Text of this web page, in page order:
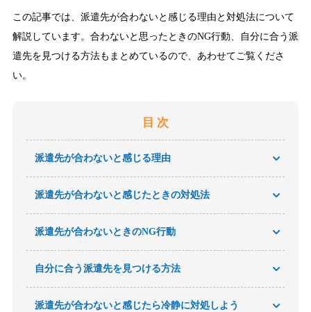
この記事では、派遣先が合わないと感じる理由と対処法について
解説しています。合わないと思ったときのNG行動、自分に合う派
遣先を見つける方法もまとめているので、あわせてご覧くださ
い。
目 次
派遣先が合わないと感じる理由
派遣先が合わないと感じたときの対処法
派遣先が合わないときのNG行動
自分に合う派遣先を見つける方法
派遣先が合わないと感じたら冷静に対処しよう